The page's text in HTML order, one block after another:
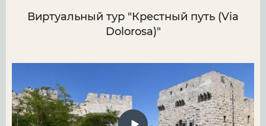
Виртуальный тур "Крестный путь (Via
Dolorosa)"